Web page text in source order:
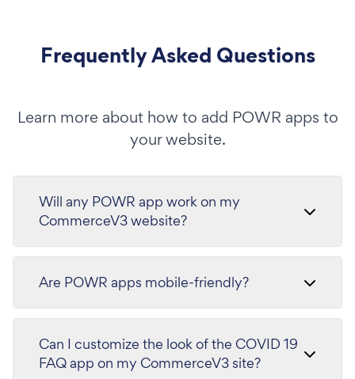
Frequently Asked Questions
Learn more about how to add POWR apps to
your website.
Will any POWR app work on my
CommerceV3 website?
Are POWR apps mobile-friendly?
Can I customize the look of the COVID 19
FAQ app on my CommerceV3 site?